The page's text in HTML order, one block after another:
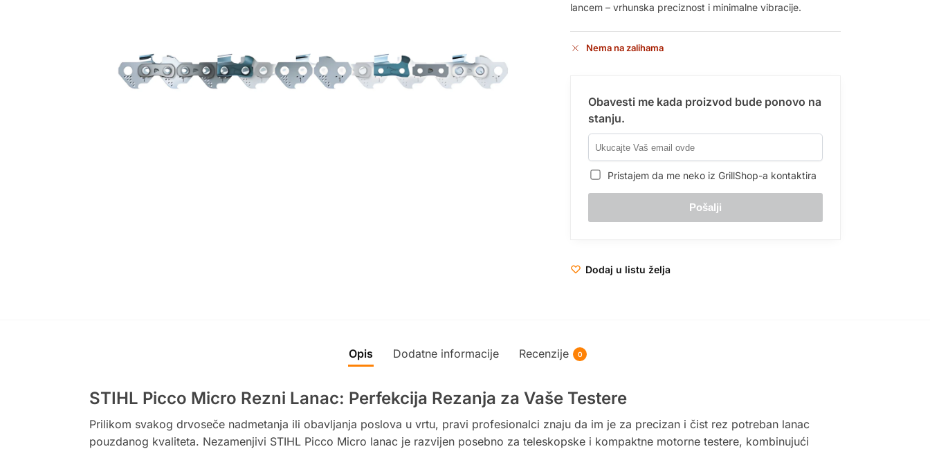
lancem – vrhunska preciznost i minimalne vibracije.
Nema na zalihama
Obavesti me kada proizvod bude ponovo na
stanju.
Pristajem da me neko iz GrillShop-a kontaktira
Dodaj u listu želja
Opis Dodatne informacije Recenzije 0
STIHL Picco Micro Rezni Lanac: Perfekcija Rezanja za Vaše Testere
Prilikom svakog drvoseče nadmetanja ili obavljanja poslova u vrtu, pravi profesionalci znaju da im je za precizan i čist rez potreban lanac
pouzdanog kvaliteta. Nezamenjivi STIHL Picco Micro lanac je razvijen posebno za teleskopske i kompaktne motorne testere, kombinujući